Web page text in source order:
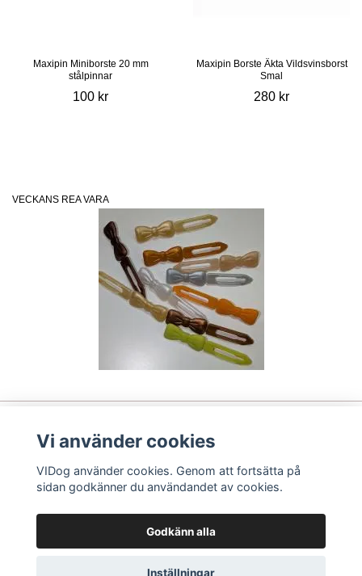
Maxipin Miniborste 20 mm
stålpinnar
100 kr
Maxipin Borste Äkta Vildsvinsborst
Smal
280 kr
VECKANS REA VARA
Läs mer
Sociala medier
Betalsätt
Vi använder cookies
VIDog använder cookies. Genom att fortsätta på
sidan godkänner du användandet av cookies.
Godkänn alla
Inställningar